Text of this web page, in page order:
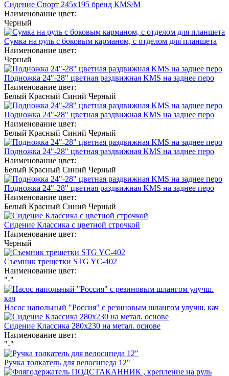
Сидение Спорт 245х195 бренд КМS/M
Наименование цвет:
Черный
Сумка на руль с боковым карманом, с отделом для планшета
Наименование цвет:
Черный
Подножка 24"-28" цветная раздвижная KMS на заднее перо
Наименование цвет:
Белый Красный Синий Черный
Подножка 24"-28" цветная раздвижная KMS на заднее перо
Наименование цвет:
Белый Красный Синий Черный
Подножка 24"-28" цветная раздвижная KMS на заднее перо
Наименование цвет:
Белый Красный Синий Черный
Подножка 24"-28" цветная раздвижная KMS на заднее перо
Наименование цвет:
Белый Красный Синий Черный
Сидение Классика с цветной строчкой
Наименование цвет:
Черный
Съемник трещетки STG YC-402
Наименование цвет:
"-"
Насос напольный "Россия" с резиновым шлангом улучш. кач
Сидение Классика 280х230 на метал. основе
Наименование цвет:
"-"
Ручка толкатель для велосипеда 12"